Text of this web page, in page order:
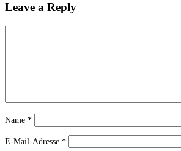
Leave a Reply
Name *
E-Mail-Adresse *